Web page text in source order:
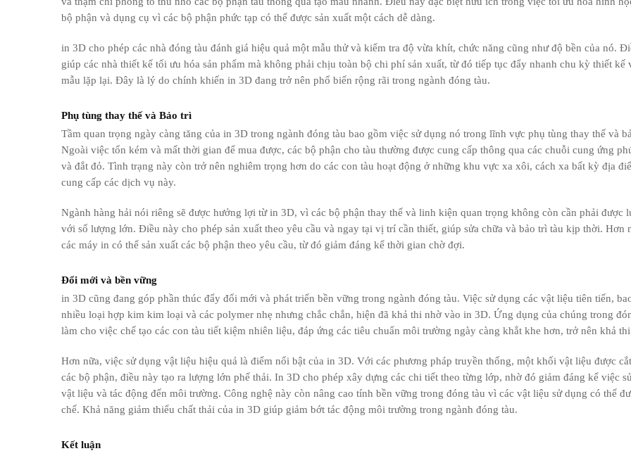
bộ phận và dụng cụ vì các bộ phận phức tạp có thể được sản xuất một cách dễ dàng.
in 3D cho phép các nhà đóng tàu đánh giá hiệu quả một mẫu thử và kiểm tra độ vừa khít, chức năng cũng như độ bền của nó.
giúp các nhà thiết kế tối ưu hóa sản phẩm mà không phải chịu toàn bộ chi phí sản xuất, từ đó tiếp tục đẩy nhanh chu kỳ thiết kế
mẫu lặp lại. Đây là lý do chính khiến in 3D đang trở nên phổ biến rộng rãi trong ngành đóng tàu.
Phụ tùng thay thế và Bảo trì
Tầm quan trọng ngày càng tăng của in 3D trong ngành đóng tàu bao gồm việc sử dụng nó trong lĩnh vực phụ tùng thay thế và
Ngoài việc tốn kém và mất thời gian để mua được, các bộ phận cho tàu thường được cung cấp thông qua các chuỗi cung ứng
và đắt đỏ. Tình trạng này còn trở nên nghiêm trọng hơn do các con tàu hoạt động ở những khu vực xa xôi, cách xa bất kỳ địa
cung cấp các dịch vụ này.
Ngành hàng hải nói riêng sẽ được hưởng lợi từ in 3D, vì các bộ phận thay thế và linh kiện quan trọng không còn cần phải được
với số lượng lớn. Điều này cho phép sản xuất theo yêu cầu và ngay tại vị trí cần thiết, giúp sửa chữa và bảo trì tàu kịp thời. Hơn
các máy in có thể sản xuất các bộ phận theo yêu cầu, từ đó giảm đáng kể thời gian chờ đợi.
Đổi mới và bền vững
in 3D cũng đang góp phần thúc đẩy đổi mới và phát triển bền vững trong ngành đóng tàu. Việc sử dụng các vật liệu tiên tiến,
nhiều loại hợp kim kim loại và các polymer nhẹ nhưng chắc chắn, hiện đã khả thi nhờ vào in 3D. Ứng dụng của chúng trong
làm cho việc chế tạo các con tàu tiết kiệm nhiên liệu, đáp ứng các tiêu chuẩn môi trường ngày càng khắt khe hơn, trở nên khả
Hơn nữa, việc sử dụng vật liệu hiệu quả là điểm nổi bật của in 3D. Với các phương pháp truyền thống, một khối vật liệu được
các bộ phận, điều này tạo ra lượng lớn phế thải. In 3D cho phép xây dựng các chi tiết theo từng lớp, nhờ đó giảm đáng kể việc
vật liệu và tác động đến môi trường. Công nghệ này còn nâng cao tính bền vững trong đóng tàu vì các vật liệu sử dụng có thể
chế. Khả năng giảm thiểu chất thải của in 3D giúp giảm bớt tác động môi trường trong ngành đóng tàu.
Kết luận